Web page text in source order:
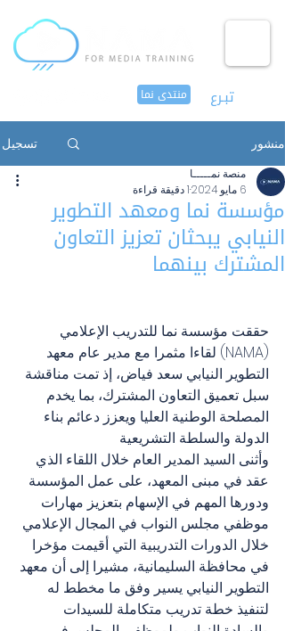
منتدى نما تبـرع
منشور تسجيل
مؤسسة نما ومعهد التطوير
النيابي يبحثان تعزيز التعاون
المشترك بينهما
منصة نمـــــا
6 مايو 2024
1 دقيقة قراءة
حققت مؤسسة نما للتدريب الإعلامي
(NAMA) لقاءا مثمرا مع مدير عام معهد
التطوير النيابي سعد فياض، إذ تمت مناقشة
سبل تعميق التعاون المشترك، بما يخدم
المصلحة الوطنية العليا ويعزز دعائم بناء
الدولة والسلطة التشريعية
وأثنى السيد المدير العام خلال اللقاء الذي
عقد في مبنى المعهد، على عمل المؤسسة
ودورها المهم في الإسهام بتعزيز مهارات
موظفي مجلس النواب في المجال الإعلامي
خلال الدورات التدريبية التي أقيمت مؤخرا
في محافظة السليمانية، مشيرا إلى أن معهد
التطوير النيابي يسير وفق ما مخطط له
لتنفيذ خطة تدريب متكاملة للسيدات